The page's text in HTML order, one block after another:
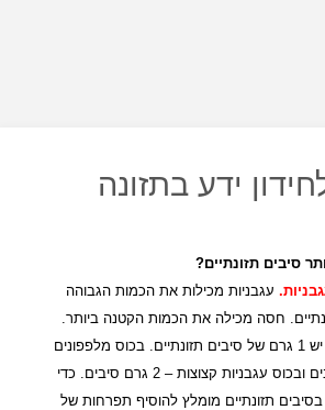
ידע בתזונה
סיבים תזונתיים?
עגבניות מכילות את הכמות הגבוהה
חסה מכילה את הכמות הקטנה ביותר.
בכוס חסה קצוצה – יש 1 גרם של סיבים תזונתיים. בכוס מלפפונים
קצוצים – 1 גרם סיבים ובכוס עגבניות קצוצות – 2 גרם סיבים. כדי
תזונתיים מומלץ להוסיף תפרחות של